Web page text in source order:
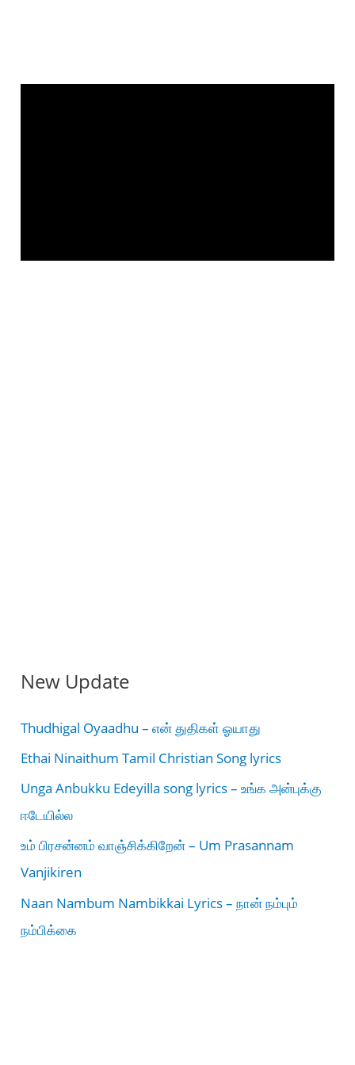
New Update
Thudhigal Oyaadhu – என் துதிகள் ஓயாது
Ethai Ninaithum Tamil Christian Song lyrics
Unga Anbukku Edeyilla song lyrics – உங்க அன்புக்கு
ஈடேயில்ல
உம் பிரசன்னம் வாஞ்சிக்கிறேன் – Um Prasannam
Vanjikiren
Naan Nambum Nambikkai Lyrics – நான் நம்பும்
நம்பிக்கை